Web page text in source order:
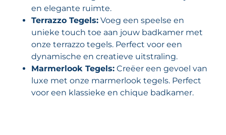
en elegante ruimte.
Terrazzo Tegels: Voeg een speelse en
unieke touch toe aan jouw badkamer met
onze terrazzo tegels. Perfect voor een
dynamische en creatieve uitstraling.
Marmerlook Tegels: Creëer een gevoel van
luxe met onze marmerlook tegels. Perfect
voor een klassieke en chique badkamer.